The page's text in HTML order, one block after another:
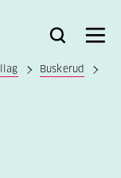
Bli
Logg
Søk Meny
Buskerud